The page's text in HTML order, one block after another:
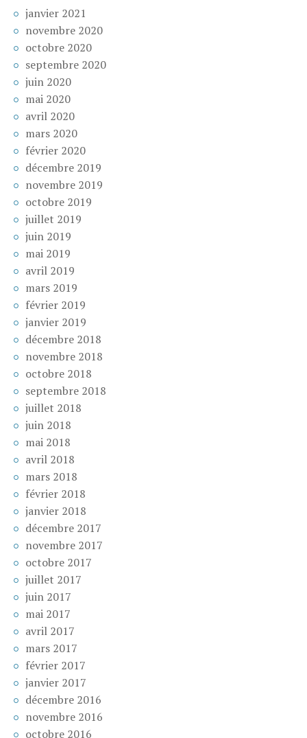
janvier 2021
novembre 2020
octobre 2020
septembre 2020
juin 2020
mai 2020
avril 2020
mars 2020
février 2020
décembre 2019
novembre 2019
octobre 2019
juillet 2019
juin 2019
mai 2019
avril 2019
mars 2019
février 2019
janvier 2019
décembre 2018
novembre 2018
octobre 2018
septembre 2018
juillet 2018
juin 2018
mai 2018
avril 2018
mars 2018
février 2018
janvier 2018
décembre 2017
novembre 2017
octobre 2017
juillet 2017
juin 2017
mai 2017
avril 2017
mars 2017
février 2017
janvier 2017
décembre 2016
novembre 2016
octobre 2016